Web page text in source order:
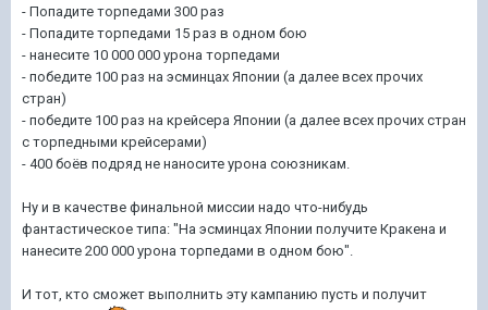
- Попадите торпедами 300 раз
- Попадите торпедами 15 раз в одном бою
- нанесите 10 000 000 урона торпедами
- победите 100 раз на эсминцах Японии (а далее всех прочих
стран)
- победите 100 раз на крейсера Японии (а далее всех прочих стран
с торпедными крейсерами)
- 400 боёв подряд не наносите урона союзникам.
Ну и в качестве финальной миссии надо что-нибудь
фантастическое типа: "На эсминцах Японии получите Кракена и
нанесите 200 000 урона торпедами в одном бою".
И тот, кто сможет выполнить эту кампанию пусть и получит